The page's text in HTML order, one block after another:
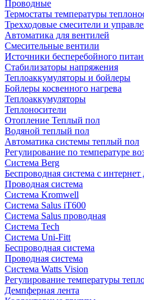
Проводные
Термостаты температуры
Трехходовые смесители и
Автоматика для вентилей
Смесительные вентили
Источники бесперебойного
Стабилизаторы напряжения
Теплоаккумуляторы и бойлеры
Бойлеры косвенного нагрева
Теплоаккумуляторы
Теплоносители
Отопление Теплый пол
Водяной теплый пол
Автоматика системы теплый пол
Регулирование по температуре
Система Berg
Беспроводная система с интернет
Проводная система
Система Kromwell
Система Salus iT600
Система Salus проводная
Система Tech
Система Uni-Fitt
Беспроводная система
Проводная система
Система Watts Vision
Регулирование температуры
Демпферная лента